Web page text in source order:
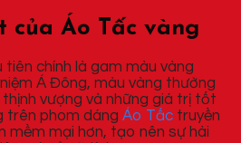
của Áo Tấc vàng
chính là gam màu vàng
Á Đông, màu vàng thường
vượng và những giá trị tốt
trên phom dáng Áo Tấc truyền
mềm mại hơn, tạo nên sự hài